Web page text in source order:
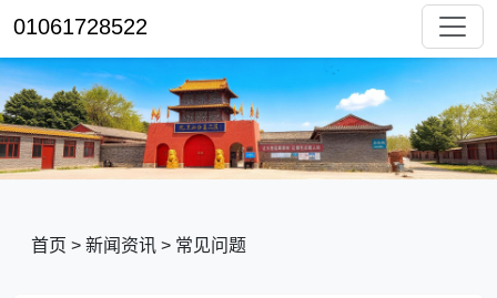
01061728522
首页 > 新闻资讯 > 常见问题